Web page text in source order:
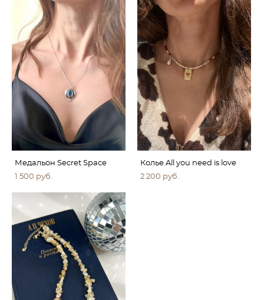
Медальон Secret Space
1 500 pуб.
Колье All you need is love
2 200 pуб.